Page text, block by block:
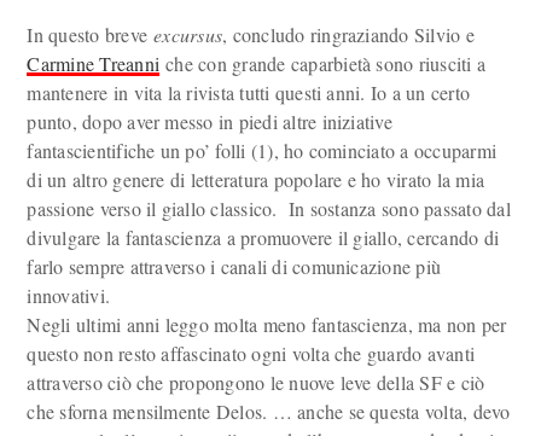
In questo breveexcursus, concludo ringraziando Silvio e
Carmine Treanni che con grande caparbietà sono riusciti a
mantenere in vita la rivista tutti questi anni. Io a un certo
punto, dopo aver messo in piedi altre iniziative
fantascientifiche un po’ folli (1), ho cominciato a occuparmi
di un altro genere di letteratura popolare e ho virato la mia
passione verso il giallo classico. In sostanza sono passato dal
divulgare la fantascienza a promuovere il giallo, cercando di
farlo sempre attraverso i canali di comunicazione più
innovativi.
Negli ultimi anni leggo molta meno fantascienza, ma non per
questo non resto affascinato ogni volta che guardo avanti
attraverso ciò che propongono le nuove leve della SF e ciò
che sforna mensilmente Delos. … anche se questa volta, devo